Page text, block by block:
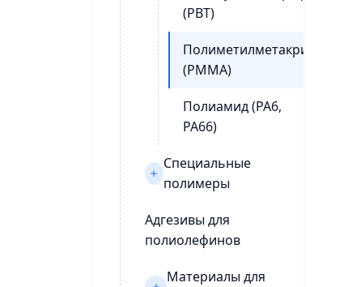
(PBT)
Полиметилметакрилат
(PMMA)
Полиамид (РА6,
РА66)
Специальные
полимеры
Адгезивы для
полиолефинов
Материалы для